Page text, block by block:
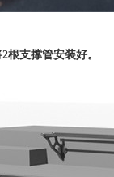
根支撑管安装好。